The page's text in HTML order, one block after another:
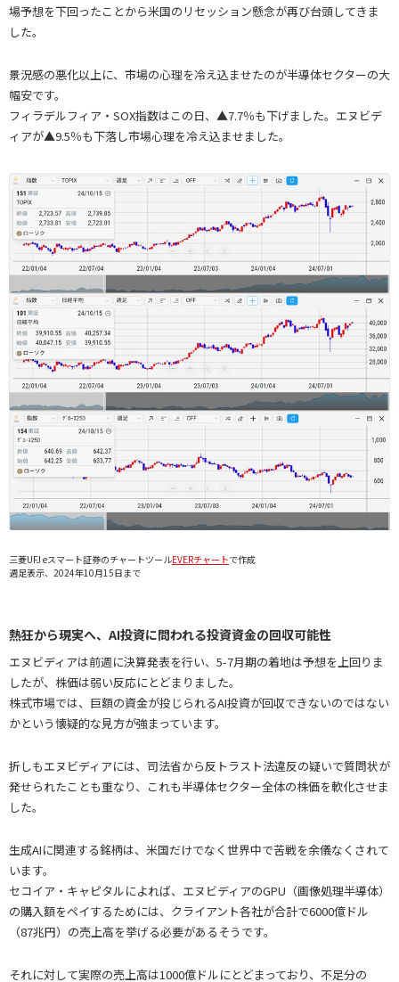
場予想を下回ったことから米国のリセッション懸念が再び台頭してきま
した。
景況感の悪化以上に、市場の心理を冷え込ませたのが半導体セクターの大
幅安です。
フィラデルフィア・SOX指数はこの日、▲7.7％も下げました。エヌビデ
ィアが▲9.5％も下落し市場心理を冷え込ませました。
三菱UFJ eスマート証券のチャートツールEVERチャートで作成
週足表示、2024年10月15日まで
熱狂から現実へ、AI投資に問われる投資資金の回収可能性
エヌビディアは前週に決算発表を行い、5-7月期の着地は予想を上回りま
したが、株価は弱い反応にとどまりました。
株式市場では、巨額の資金が投じられるAI投資が回収できないのではない
かという懐疑的な見方が強まっています。
折しもエヌビディアには、司法省から反トラスト法違反の疑いで質問状が
発せられたことも重なり、これも半導体セクター全体の株価を軟化させま
した。
生成AIに関連する銘柄は、米国だけでなく世界中で苦戦を余儀なくされて
います。
セコイア・キャピタルによれば、エヌビディアのGPU（画像処理半導体）
の購入額をペイするためには、クライアント各社が合計で6000億ドル
（87兆円）の売上高を挙げる必要があるそうです。
それに対して実際の売上高は1000億ドルにとどまっており、不足分の